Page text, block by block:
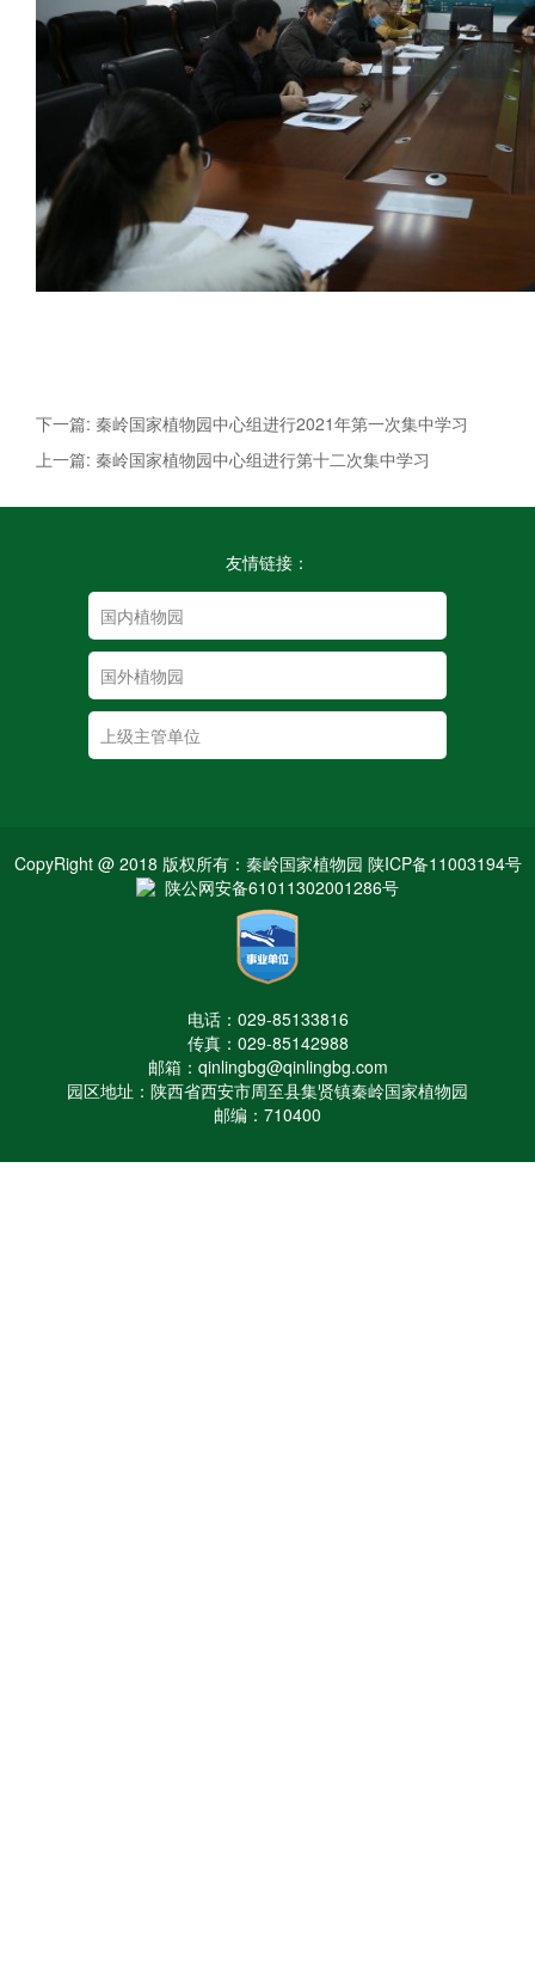
下一篇: 秦岭国家植物园中心组进行2021年第一次集中学习
上一篇: 秦岭国家植物园中心组进行第十二次集中学习
友情链接：
CopyRight @ 2018 版权所有：秦岭国家植物园 陕ICP备11003194号
陕公网安备61011302001286号
电话：029-85133816
传真：029-85142988
邮箱：qinlingbg@qinlingbg.com
园区地址：陕西省西安市周至县集贤镇秦岭国家植物园
邮编：710400